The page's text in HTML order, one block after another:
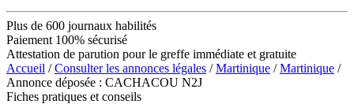
Plus de 600 journaux habilités
Paiement 100% sécurisé
Attestation de parution pour le greffe immédiate et gratuite
Accueil /Consulter les annonces légales /Martinique /Martinique /
Annonce déposée : CACHACOU N2J
Fiches pratiques et conseils